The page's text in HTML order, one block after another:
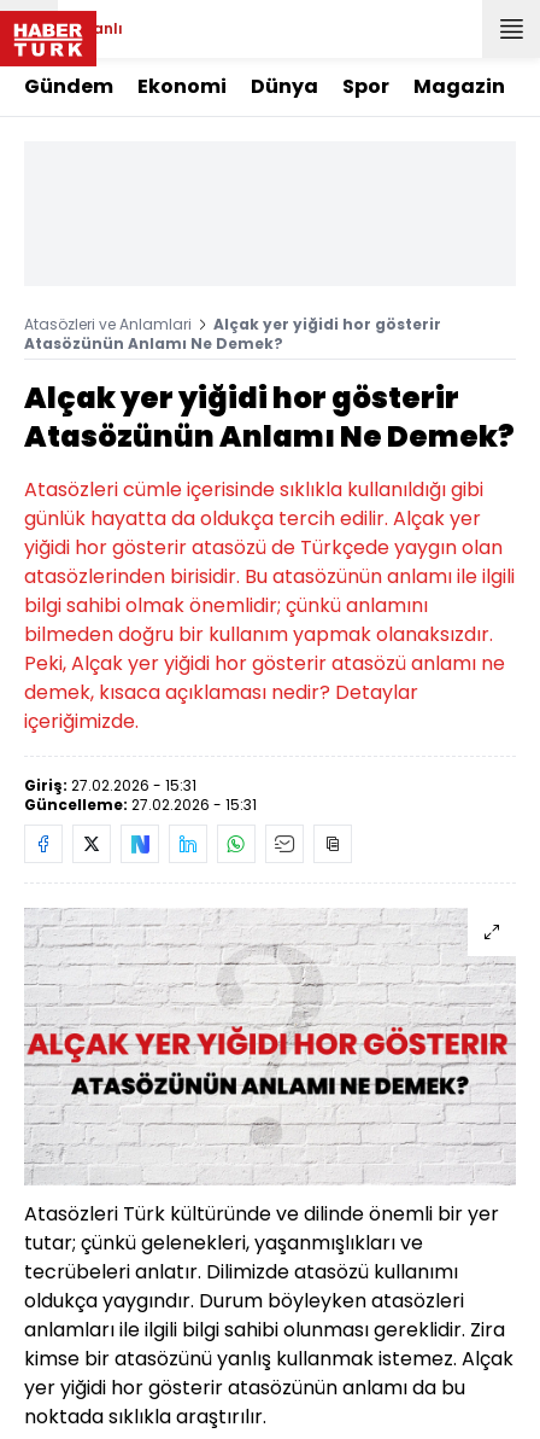
Canlı
Gündem Ekonomi Dünya Spor Magazin
Atasözleri ve Anlamlari
Alçak yer yiğidi hor gösterir
Atasözünün Anlamı Ne Demek?
Alçak yer yiğidi hor gösterir
Atasözünün Anlamı Ne Demek?
Atasözleri cümle içerisinde sıklıkla kullanıldığı gibi
günlük hayatta da oldukça tercih edilir. Alçak yer
yiğidi hor gösterir atasözü de Türkçede yaygın olan
atasözlerinden birisidir. Bu atasözünün anlamı ile ilgili
bilgi sahibi olmak önemlidir; çünkü anlamını
bilmeden doğru bir kullanım yapmak olanaksızdır.
Peki, Alçak yer yiğidi hor gösterir atasözü anlamı ne
demek, kısaca açıklaması nedir? Detaylar
içeriğimizde.
Giriş: 27.02.2026 - 15:31
Güncelleme: 27.02.2026 - 15:31
Atasözleri Türk kültüründe ve dilinde önemli bir yer
tutar; çünkü gelenekleri, yaşanmışlıkları ve
tecrübeleri anlatır. Dilimizde atasözü kullanımı
oldukça yaygındır. Durum böyleyken atasözleri
anlamları ile ilgili bilgi sahibi olunması gereklidir. Zira
kimse bir atasözünü yanlış kullanmak istemez. Alçak
yer yiğidi hor gösterir atasözünün anlamı da bu
noktada sıklıkla araştırılır.